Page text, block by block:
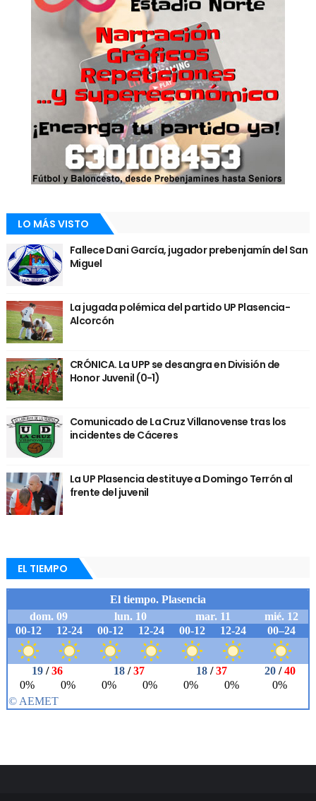
LO MÁS VISTO
Fallece Dani García, jugador prebenjamín del San
Miguel
La jugada polémica del partido UP Plasencia-
Alcorcón
CRÓNICA. La UPP se desangra en División de
Honor Juvenil (0-1)
Comunicado de La Cruz Villanovense tras los
incidentes de Cáceres
La UP Plasencia destituye a Domingo Terrón al
frente del juvenil
EL TIEMPO